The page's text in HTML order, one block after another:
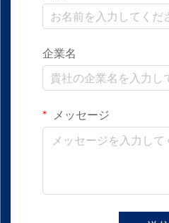
企業名
メッセージ